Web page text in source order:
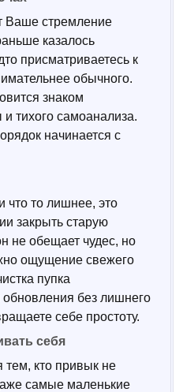
Ваше стремление
казалось
присматриваетесь к
обычного.
знаком
тихого самоанализа.
начинается с
то лишнее, это
закрыть старую
не обещает чудес, но
ощущение свежего
пупка
без лишнего
себе простоту.
себя
тем, кто привык не
самые маленькие